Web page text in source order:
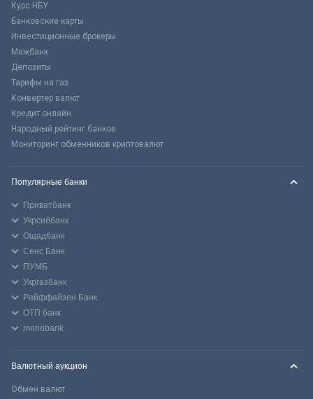
Курс НБУ
Банковские карты
Инвестиционные брокеры
Межбанк
Депозиты
Тарифы на газ
Конвертер валют
Кредит онлайн
Народный рейтинг банков
Мониторинг обменников криптовалют
Популярные банки
Приватбанк
Укрсиббанк
Ощадбанк
Сенс Банк
ПУМБ
Укргазбанк
Райффайзен Банк
ОТП банк
monobank
Валютный аукцион
Обмен валют